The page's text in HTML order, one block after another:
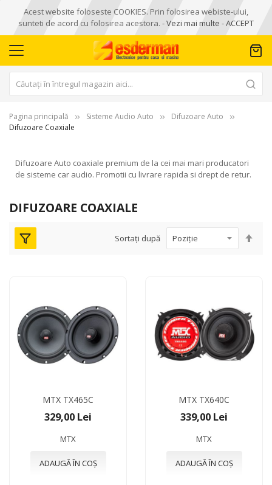
Acest website foloseste COOKIES. Prin folosirea webiste-ului,
sunteti de acord cu folosirea acestora. -Vezi mai multe -ACCEPT
Pagina principală Sisteme Audio Auto
Difuzoare Auto
Difuzoare Coaxiale
Difuzoare Auto coaxiale premium de la cei mai mari producatori
de sisteme car audio. Promotii cu livrare rapida si drept de retur.
DIFUZOARE COAXIALE
Sortați după
MTX TX465C
329,00 Lei
MTX
ADAUGĂ ÎN COȘ
MTX TX640C
339,00 Lei
MTX
ADAUGĂ ÎN COȘ